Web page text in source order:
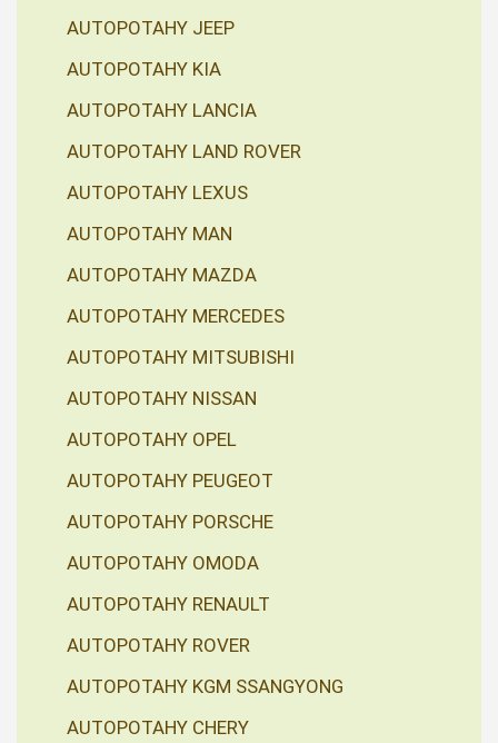
AUTOPOTAHY JEEP
AUTOPOTAHY KIA
AUTOPOTAHY LANCIA
AUTOPOTAHY LAND ROVER
AUTOPOTAHY LEXUS
AUTOPOTAHY MAN
AUTOPOTAHY MAZDA
AUTOPOTAHY MERCEDES
AUTOPOTAHY MITSUBISHI
AUTOPOTAHY NISSAN
AUTOPOTAHY OPEL
AUTOPOTAHY PEUGEOT
AUTOPOTAHY PORSCHE
AUTOPOTAHY OMODA
AUTOPOTAHY RENAULT
AUTOPOTAHY ROVER
AUTOPOTAHY KGM SSANGYONG
AUTOPOTAHY CHERY